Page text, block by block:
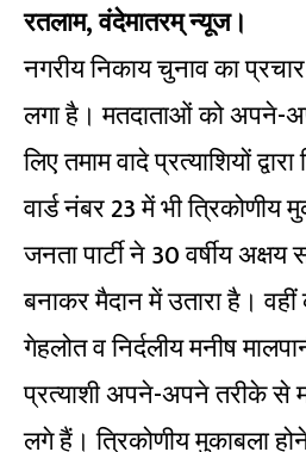
रतलाम, वंदेमातरम् न्यूज।
नगरीय निकाय चुनाव का
लगा है। मतदाताओं को अपने-
लिए तमाम वादे प्रत्याशियों
वार्ड नंबर 23 में भी त्रिकोणीय
जनता पार्टी ने 30 वर्षीय अक्षय
बनाकर मैदान में उतारा है।
गेहलोत व निर्दलीय मनीष
प्रत्याशी अपने-अपने तरीके से
लगे हैं। त्रिकोणीय मुकाबला